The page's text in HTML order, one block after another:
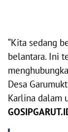
“Kita sedang
belantara. Ini
Desa
Karlina dalam